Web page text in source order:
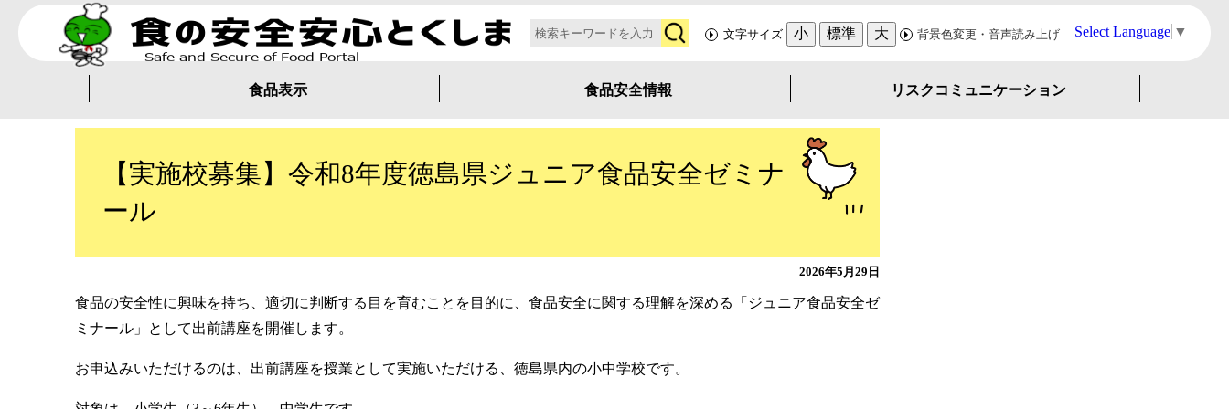
検
索
文字サイズ 小 標準 大 背景色変更・音声読み上げ Select Language ▼
食品表示 食品安全情報 リスクコミュニケーション
【実施校募集】令和8年度徳島県ジュニア食品安全ゼミナ
ール
2026年5月29日
食品の安全性に興味を持ち、適切に判断する目を育むことを目的に、食品安全に関する理解を深める「ジュニア食品安全ゼ
ミナール」として出前講座を開催します。
お申込みいただけるのは、出前講座を授業として実施いただける、徳島県内の小中学校です。